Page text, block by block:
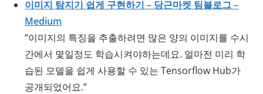
이미지 탐지기 쉽게 구현하기 – 당근마켓 팀블로그 –
Medium
“이미지의 특징을 추출하려면 많은 양의 이미지를 수시
간에서 몇일정도 학습시켜야하는데요. 얼마전 미리 학
습된 모델을 쉽게 사용할 수 있는 Tensorflow Hub가
공개되었어요.”